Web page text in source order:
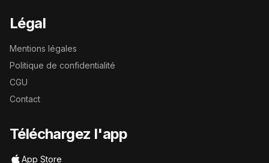
Légal
Mentions légales
Politique de confidentialité
CGU
Contact
Téléchargez l'app
App Store